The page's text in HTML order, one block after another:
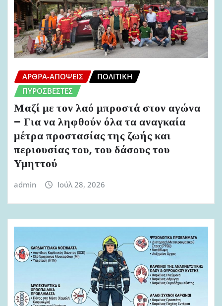
ΆΡΘΡΑ-ΑΠΌΨΕΙΣ
ΠΟΛΙΤΙΚΉ
ΠΥΡΟΣΒΈΣΤΕΣ
Μαζί με τον λαό μπροστά στον αγώνα
– Για να ληφθούν όλα τα αναγκαία
μέτρα προστασίας της ζωής και
περιουσίας του, του δάσους του
Υμηττού
admin Ιούλ 28, 2026